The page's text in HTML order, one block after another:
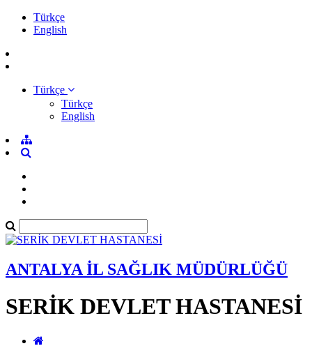
Türkçe
English
Türkçe
Türkçe
English
ANTALYA İL SAĞLIK MÜDÜRLÜĞÜ
SERİK DEVLET HASTANESİ